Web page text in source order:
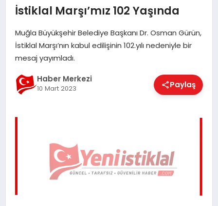
DÜNYA
İstiklal Marşı’mız 102 Yaşında
Muğla Büyükşehir Belediye Başkanı Dr. Osman Gürün,
İstiklal Marşı’nın kabul edilişinin 102.yılı nedeniyle bir
mesaj yayımladı.
Haber Merkezi
10 Mart 2023 Paylaş